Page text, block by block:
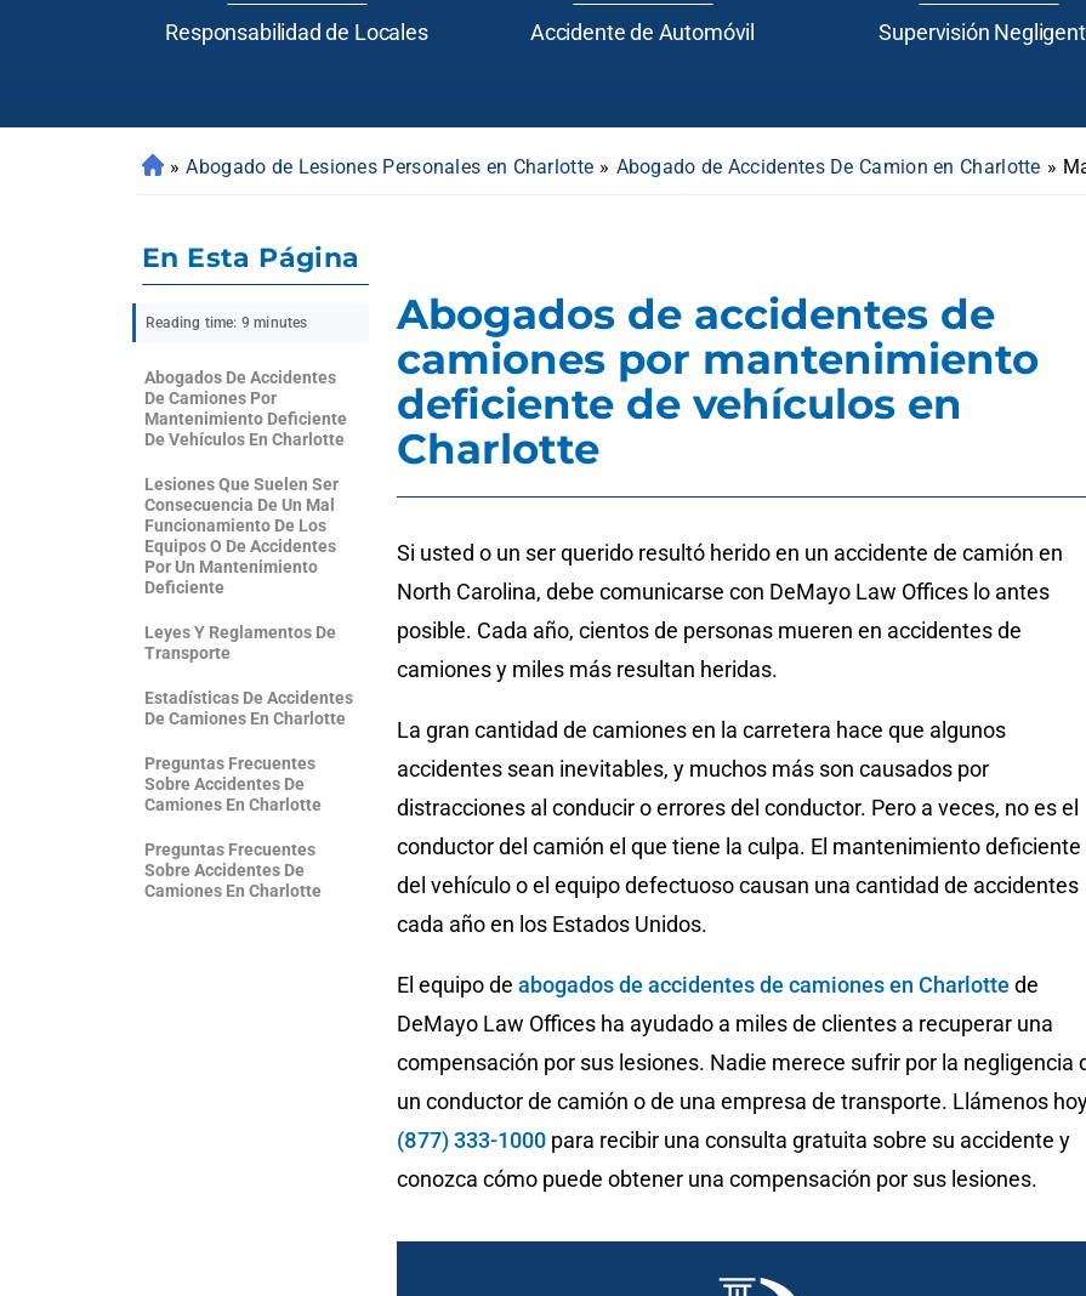
Responsabilidad de Locales Accidente de Automóvil Supervisión
» Abogado de Lesiones Personales en Charlotte » Abogado de Accidentes De Camion en Charlotte »
En Esta Página
Reading time: 9 minutes
Abogados De Accidentes
De Camiones Por
Mantenimiento Deficiente
De Vehículos En Charlotte
Lesiones Que Suelen Ser
Consecuencia De Un Mal
Funcionamiento De Los
Equipos O De Accidentes
Por Un Mantenimiento
Deficiente
Leyes Y Reglamentos De
Transporte
Estadísticas De Accidentes
De Camiones En Charlotte
Preguntas Frecuentes
Sobre Accidentes De
Camiones En Charlotte
Preguntas Frecuentes
Sobre Accidentes De
Camiones En Charlotte
Abogados de accidentes de
camiones por mantenimiento
deficiente de vehículos en
Charlotte
Si usted o un ser querido resultó herido en un accidente de camión en
North Carolina, debe comunicarse con DeMayo Law Offices lo antes
posible. Cada año, cientos de personas mueren en accidentes de
camiones y miles más resultan heridas.
La gran cantidad de camiones en la carretera hace que algunos
accidentes sean inevitables, y muchos más son causados ​​por
distracciones al conducir o errores del conductor. Pero a veces, no es el
conductor del camión el que tiene la culpa. El mantenimiento deficiente
del vehículo o el equipo defectuoso causan una cantidad de accidentes
cada año en los Estados Unidos.
El equipo de abogados de accidentes de camiones en Charlotte de
DeMayo Law Offices ha ayudado a miles de clientes a recuperar una
compensación por sus lesiones. Nadie merece sufrir por la negligencia
un conductor de camión o de una empresa de transporte. Llámenos
(877) 333-1000 para recibir una consulta gratuita sobre su accidente y
conozca cómo puede obtener una compensación por sus lesiones.